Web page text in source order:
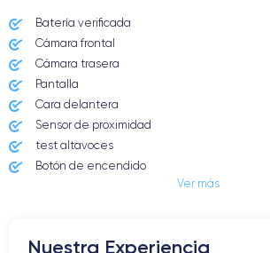
Lanzamiento
22/09/2023
Dimensiones
OLED 6.7 pulgadas
Batería verificada
Cámara frontal
Cámara trasera
Pantalla
Cara delantera
Sensor de proximidad
test altavoces
Botón de encendido
Altavoz
Ver más
Nuestra Experiencia